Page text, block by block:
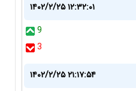
۱۴۰۲/۲/۲۵ ۱۲:۳۲:۰۱
9
3
۱۴۰۲/۲/۲۵ ۲۱:۱۷:۵۴